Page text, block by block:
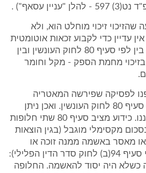
עסאף") .
שהזיכוי זיכוי מוחלט הוא, ולא
עדיין כדי לקבוע זכאות אוטומטית
לפיצויו של הנאשם בין לפי סעיף 80 לחוק העונשין ובין
מחמת הספק - מקל וחומר
לפסיקה שפירשה המאטריה
השכנה של הוראות סעיף 80 לחוק העונשין. ואכן ניתן
להקיש ממנה לענייננו. כידוע מציב סעיף 80 שתי חלופות
מקסימלי מוגבל (בגין הוצאות
או מאסר באשמה ממנה זוכה או
כשאישום בוטל לפי סעיף 94(ב) לחוק סדר הדין הפלילי):
כשלא היה יסוד להאשמה. החלופה